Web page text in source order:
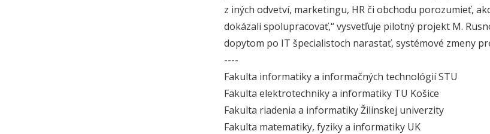
z iných odvetví, marketingu, HR či obchodu porozumieť,
dokázali spolupracovať,“ vysvetľuje pilotný projekt M.
dopytom po IT špecialistoch narastať, systémové zmeny
----
Fakulta informatiky a informačných technológií STU
Fakulta elektrotechniky a informatiky TU Košice
Fakulta riadenia a informatiky Žilinskej univerzity
Fakulta matematiky, fyziky a informatiky UK